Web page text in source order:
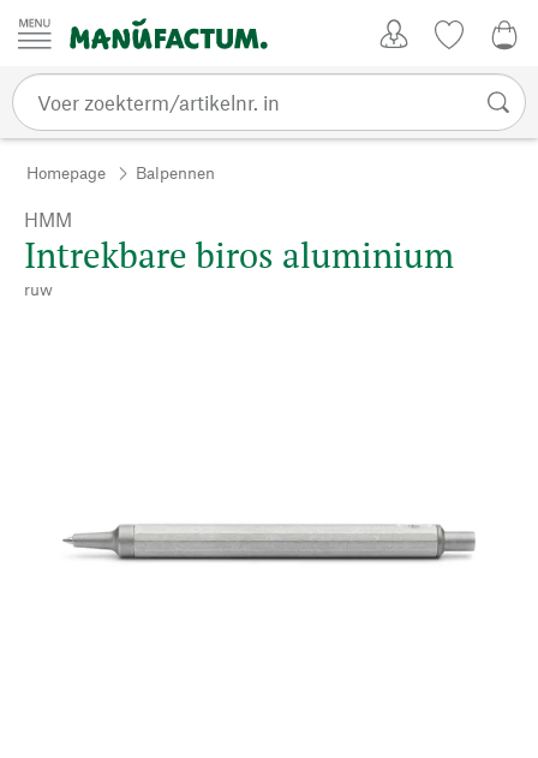
Passer au contenu
Homepage Balpennen
HMM
Intrekbare biros aluminium
ruw